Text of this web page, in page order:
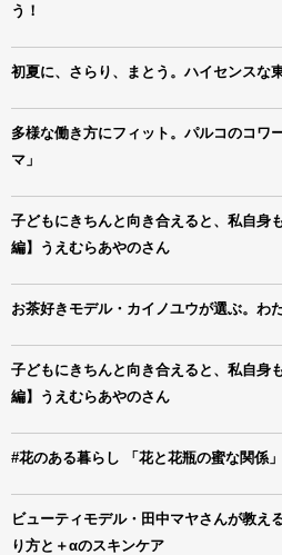
う！
初夏に、さらり、まとう。ハイセンスな
多様な働き方にフィット。パルコのコワ
マ」
子どもにきちんと向き合えると、私自身
編】うえむらあやのさん
お茶好きモデル・カイノユウが選ぶ。わ
子どもにきちんと向き合えると、私自身
編】うえむらあやのさん
#花のある暮らし 「花と花瓶の蜜な関係
ビューティモデル・田中マヤさんが教え
り方と＋αのスキンケア